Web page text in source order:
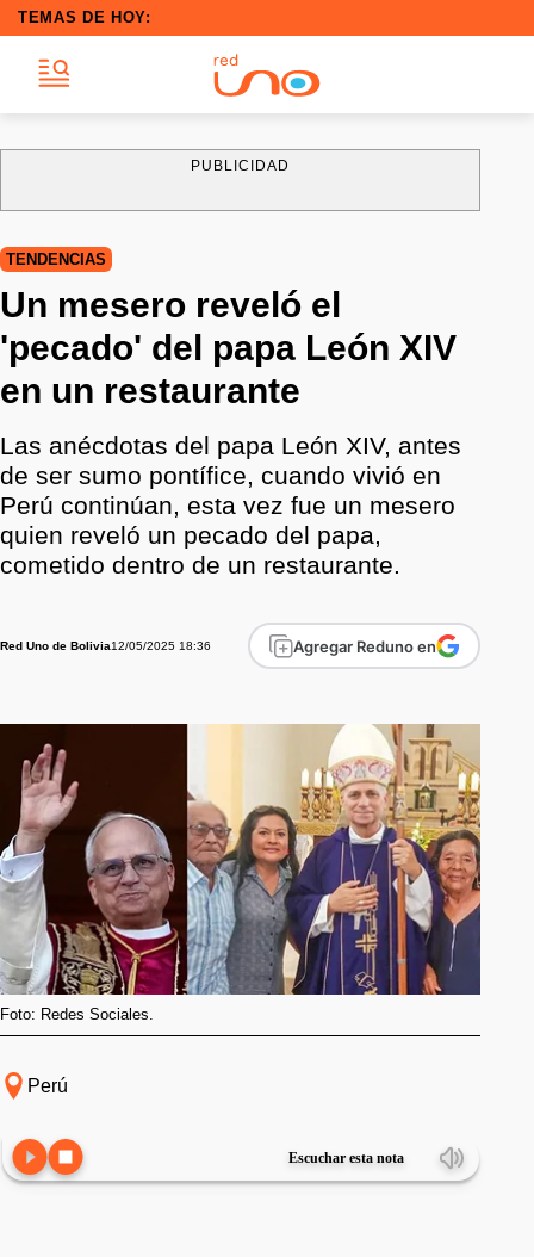
TEMAS DE HOY:
PUBLICIDAD
TENDENCIAS
Un mesero reveló el
'pecado' del papa León XIV
en un restaurante
Las anécdotas del papa León XIV, antes
de ser sumo pontífice, cuando vivió en
Perú continúan, esta vez fue un mesero
quien reveló un pecado del papa,
cometido dentro de un restaurante.
Red Uno de Bolivia12/05/2025 18:36 Agregar Reduno en
Foto: Redes Sociales.
Perú
Escuchar esta nota